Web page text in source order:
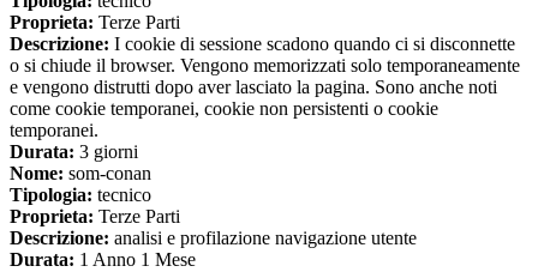
Proprieta: Terze Parti
Descrizione: I cookie di sessione scadono quando ci si disconnette
o si chiude il browser. Vengono memorizzati solo temporaneamente
e vengono distrutti dopo aver lasciato la pagina. Sono anche noti
come cookie temporanei, cookie non persistenti o cookie
temporanei.
Durata: 3 giorni
Nome: som-conan
Tipologia: tecnico
Proprieta: Terze Parti
Descrizione: analisi e profilazione navigazione utente
Durata: 1 Anno 1 Mese